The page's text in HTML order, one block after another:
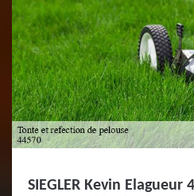
SIEGLER Kevin